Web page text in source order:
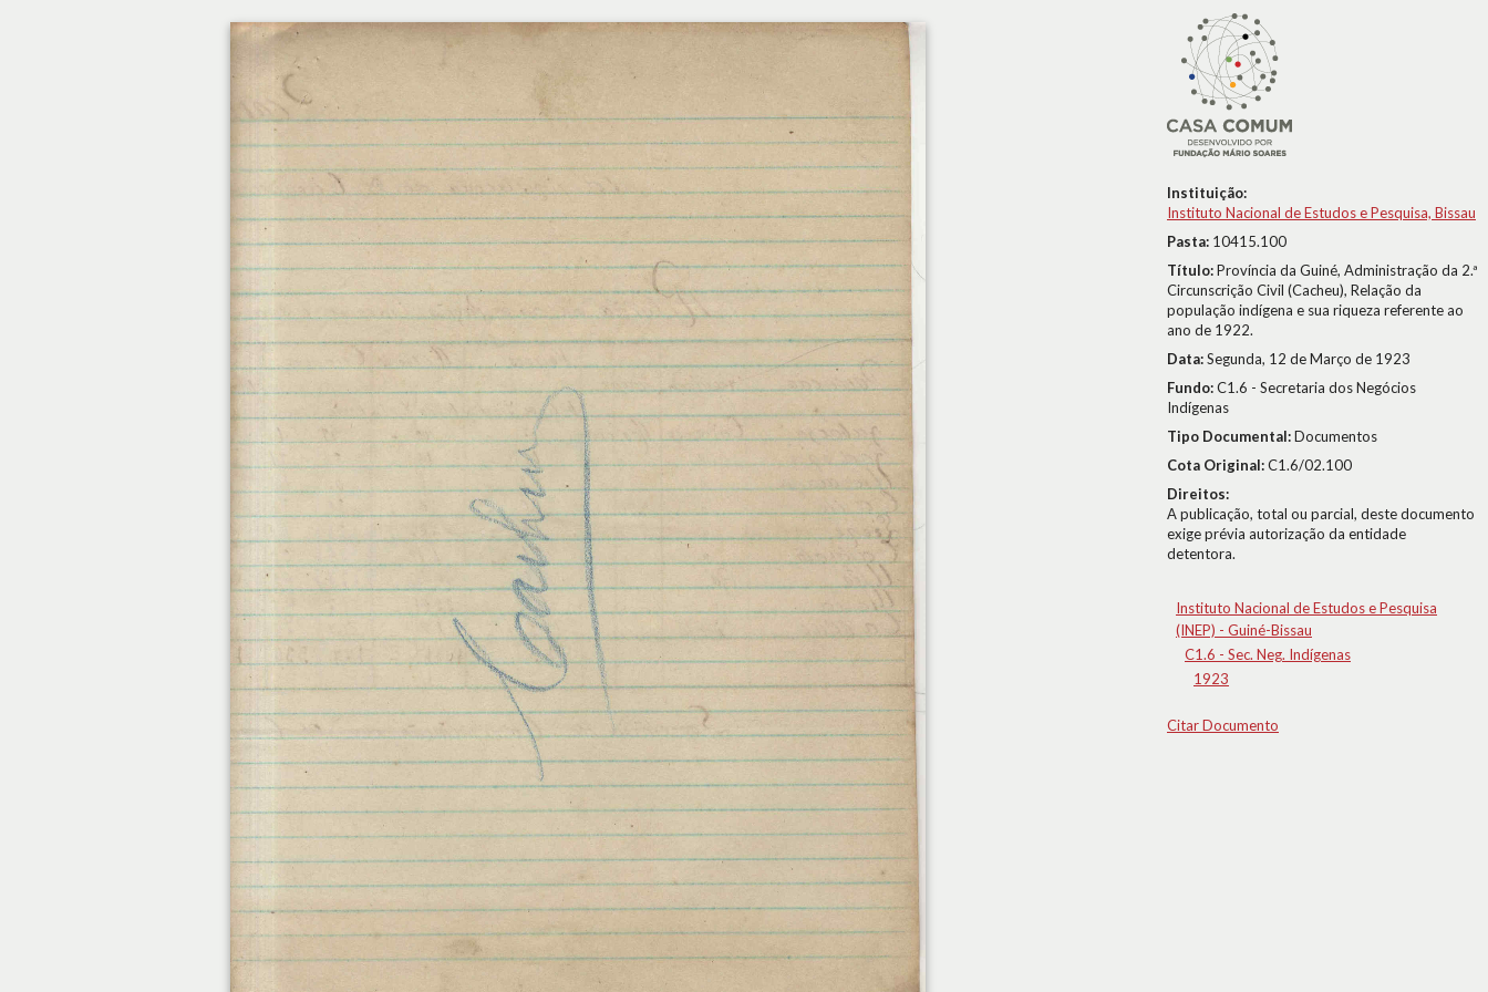
Instituição:
Instituto Nacional de Estudos e Pesquisa, Bissau
Pasta: 10415.100
Título:Província da Guiné, Administração da 2.ª
Circunscrição Civil (Cacheu), Relação da
população indígena e sua riqueza referente ao
ano de 1922.
Data:Segunda, 12 de Março de 1923
Fundo:C1.6 - Secretaria dos Negócios
Indígenas
Tipo Documental:Documentos
Cota Original:C1.6/02.100
Direitos:
A publicação, total ou parcial, deste documento
exige prévia autorização da entidade
detentora.
Instituto Nacional de Estudos e Pesquisa
(INEP) - Guiné-Bissau
C1.6 - Sec. Neg. Indígenas
1923
Citar Documento